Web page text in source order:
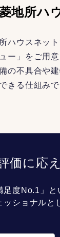
菱地所ハ
ハウスネッ
ー」をご用意
の不具合や
きる仕組み
価に応
度No.1」と
ショナルと